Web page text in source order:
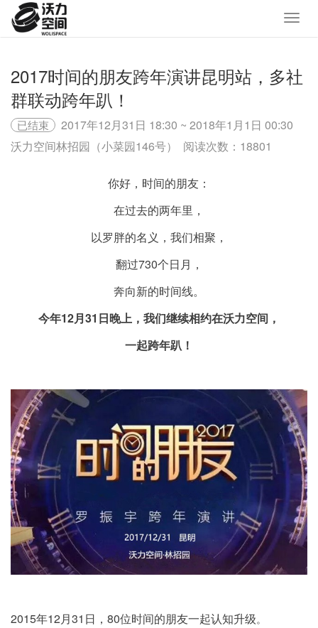
2017时间的朋友跨年演讲昆明站，多社
群联动跨年趴！
已结束
2017年12月31日 18:30 ~ 2018年1月1日 00:30
沃力空间林招园（小菜园146号）
阅读次数：18801
你好，时间的朋友：
在过去的两年里，
以罗胖的名义，我们相聚，
翻过730个日月，
奔向新的时间线。
今年12月31日晚上，我们继续相约在沃力空间，
一起跨年趴！
2015年12月31日，80位时间的朋友一起认知升级。